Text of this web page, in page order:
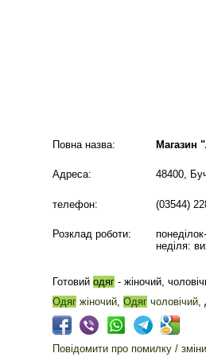
Повна назва:
Магазин
Адреса: 48400,
телефон: (03544)
Розклад роботи:
неділя:
Готовий одяг - жіночий,
Одяг жіночий, Одяг чоловічий,
Повідомити про помилку / зміни